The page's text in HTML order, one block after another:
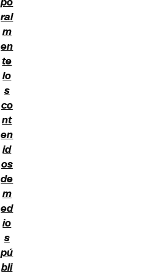
ral
m
en
te
lo
s
co
nt
en
id
os
de
m
ed
io
s
pú
bli